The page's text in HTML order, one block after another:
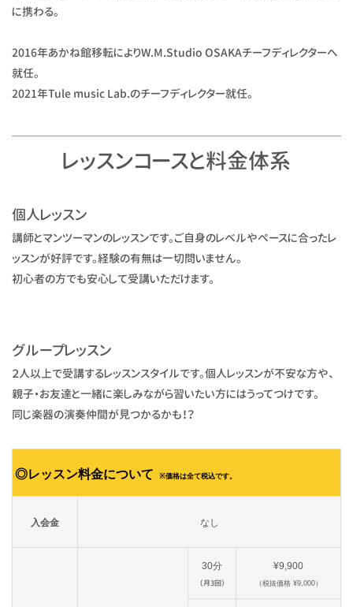
に携わる。
2016年あかね館移転によりW.M.Studio OSAKAチーフディレクターへ
就任。
2021年Tule music Lab.のチーフディレクター就任。
レッスンコースと料金体系
個人レッスン
講師とマンツーマンのレッスンです。ご自身のレベルやペースに合ったレ
ッスンが好評です。経験の有無は一切問いません。
初心者の方でも安心して受講いただけます。
グループレッスン
２人以上で受講するレッスンスタイルです。個人レッスンが不安な方や、
親子・お友達と一緒に楽しみながら習いたい方にはうってつけです。
同じ楽器の演奏仲間が見つかるかも！？
◎レッスン料金について ※価格は全て税込です。
入会金 なし
30分
（月3回）
¥9,900
（税抜価格 ¥9,000）